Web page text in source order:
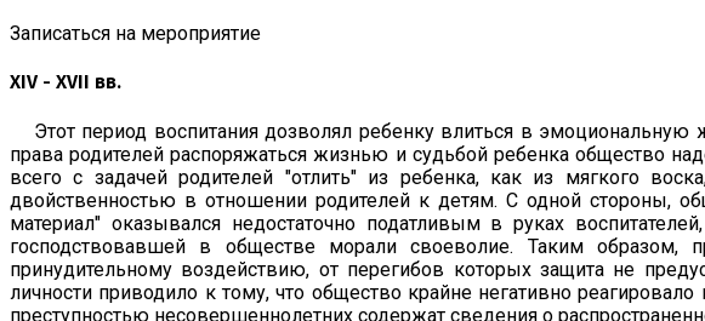
Записаться на мероприятие
XIV - XVII вв.
Этот период воспитания дозволял ребенку влиться в
права родителей распоряжаться жизнью и судьбой ребенка общество
всего с задачей родителей "отлить" из ребенка, как из мягкого
двойственностью в отношении родителей к детям. С одной стороны,
материал" оказывался недостаточно податливым в руках
господствовавшей в обществе морали своеволие. Таким образом,
принудительному воздействию, от перегибов которых защита не
личности приводило к тому, что общество крайне негативно
преступностью несовершеннолетних содержат сведения о